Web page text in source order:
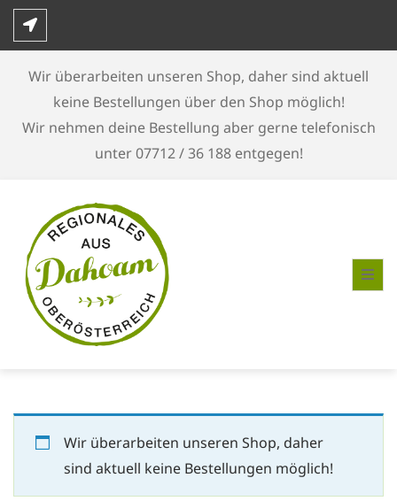
Skip
Wir überarbeiten unseren Shop, daher sind aktuell
keine Bestellungen über den Shop möglich!
Wir nehmen deine Bestellung aber gerne telefonisch
unter 07712 / 36 188 entgegen!
Wir überarbeiten unseren Shop, daher
sind aktuell keine Bestellungen möglich!